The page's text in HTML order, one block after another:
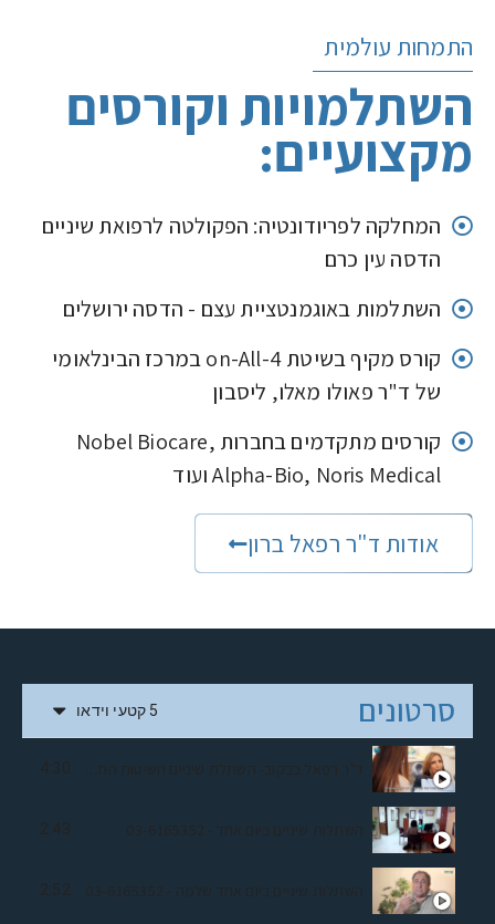
התמחות עולמית
השתלמויות וקורסים
מקצועיים:
המחלקה לפריודונטיה: הפקולטה לרפואת שיניים
הדסה עין כרם
השתלמות באוגמנטציית עצם - הדסה ירושלים
קורס מקיף בשיטת on-All-4 במרכז הבינלאומי
של ד"ר פאולו מאלו, ליסבון
קורסים מתקדמים בחברות Nobel Biocare,
Alpha-Bio, Noris Medical ועוד
אודות ד"ר רפאל ברון
סרטונים 5 קטעי וידאו